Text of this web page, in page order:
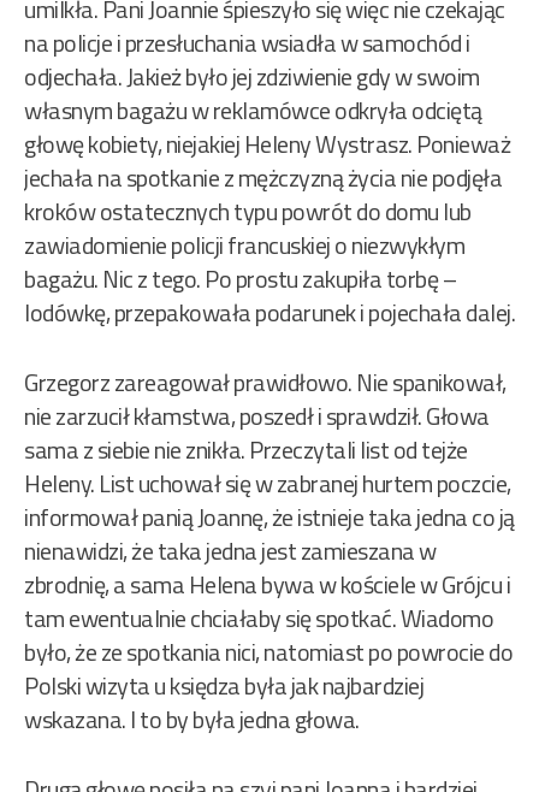
umilkła. Pani Joannie śpieszyło się więc nie czekając
na policje i przesłuchania wsiadła w samochód i
odjechała. Jakież było jej zdziwienie gdy w swoim
własnym bagażu w reklamówce odkryła odciętą
głowę kobiety, niejakiej Heleny Wystrasz. Ponieważ
jechała na spotkanie z mężczyzną życia nie podjęła
kroków ostatecznych typu powrót do domu lub
zawiadomienie policji francuskiej o niezwykłym
bagażu. Nic z tego. Po prostu zakupiła torbę –
lodówkę, przepakowała podarunek i pojechała dalej.
Grzegorz zareagował prawidłowo. Nie spanikował,
nie zarzucił kłamstwa, poszedł i sprawdził. Głowa
sama z siebie nie znikła. Przeczytali list od tejże
Heleny. List uchował się w zabranej hurtem poczcie,
informował panią Joannę, że istnieje taka jedna co ją
nienawidzi, że taka jedna jest zamieszana w
zbrodnię, a sama Helena bywa w kościele w Grójcu i
tam ewentualnie chciałaby się spotkać. Wiadomo
było, że ze spotkania nici, natomiast po powrocie do
Polski wizyta u księdza była jak najbardziej
wskazana. I to by była jedna głowa.